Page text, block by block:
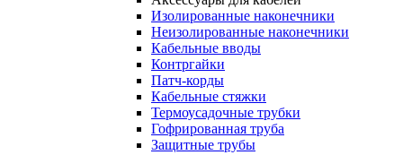
Изолированные наконечники
Неизолированные наконечники
Кабельные вводы
Контргайки
Патч-корды
Кабельные стяжки
Термоусадочные трубки
Гофрированная труба
Защитные трубы